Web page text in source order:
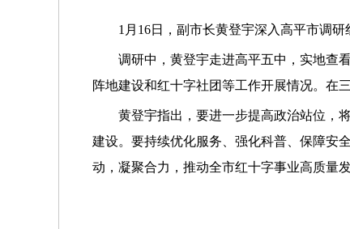
1月16日，副市长黄登宇深入高平市调研
调研中，黄登宇走进高平五中，实地查
阵地建设和红十字社团等工作开展情况。在
黄登宇指出，要进一步提高政治站位，
建设。要持续优化服务、强化科普、保障安
动，凝聚合力，推动全市红十字事业高质量